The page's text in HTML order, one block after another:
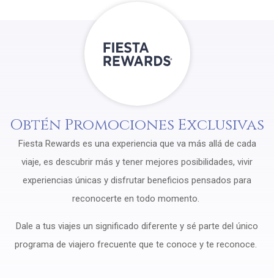
Obtén Promociones Exclusivas
Fiesta Rewards es una experiencia que va más allá de cada
viaje, es descubrir más y tener mejores posibilidades, vivir
experiencias únicas y disfrutar beneficios pensados para
reconocerte en todo momento.
Dale a tus viajes un significado diferente y sé parte del único
programa de viajero frecuente que te conoce y te reconoce.